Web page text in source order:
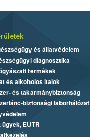
és állatvédelem
diagnosztika
termékek
és alkoholos italok
és takarmánybiztonság
biztonsági laborhálózat
EUTR